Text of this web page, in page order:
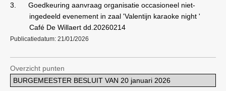
3.
Goedkeuring aanvraag organisatie occasioneel niet-
ingedeeld evenement in zaal 'Valentijn karaoke night '
Café De Willaert dd.20260214
Publicatiedatum: 21/01/2026
Overzicht punten
BURGEMEESTER BESLUIT VAN 20 januari 2026